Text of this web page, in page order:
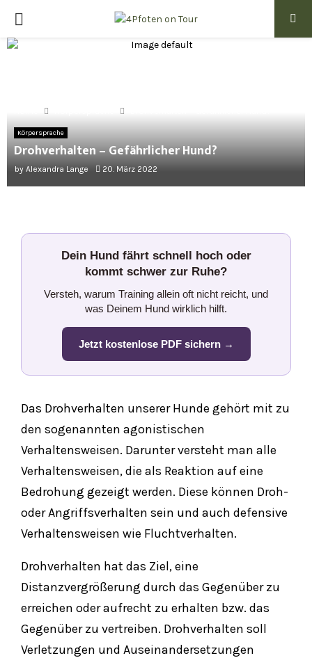
PRIMARY
MENU
Körpersprache
Drohverhalten – Gefährlicher Hund?
by Alexandra Lange 20. März 2022
Dein Hund fährt schnell hoch oder
kommt schwer zur Ruhe?
Versteh, warum Training allein oft nicht reicht, und
was Deinem Hund wirklich hilft.
Jetzt kostenlose PDF sichern →
Das Drohverhalten unserer Hunde gehört mit zu
den sogenannten agonistischen
Verhaltensweisen. Darunter versteht man alle
Verhaltensweisen, die als Reaktion auf eine
Bedrohung gezeigt werden. Diese können Droh-
oder Angriffsverhalten sein und auch defensive
Verhaltensweisen wie Fluchtverhalten.
Drohverhalten hat das Ziel, eine
Distanzvergrößerung durch das Gegenüber zu
erreichen oder aufrecht zu erhalten bzw. das
Gegenüber zu vertreiben. Drohverhalten soll
Verletzungen und Auseinandersetzungen